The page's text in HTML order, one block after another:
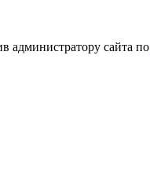
администратору сайта по